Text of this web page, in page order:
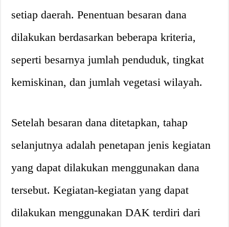
setiap daerah. Penentuan besaran dana
dilakukan berdasarkan beberapa kriteria,
seperti besarnya jumlah penduduk, tingkat
kemiskinan, dan jumlah vegetasi wilayah.
Setelah besaran dana ditetapkan, tahap
selanjutnya adalah penetapan jenis kegiatan
yang dapat dilakukan menggunakan dana
tersebut. Kegiatan-kegiatan yang dapat
dilakukan menggunakan DAK terdiri dari